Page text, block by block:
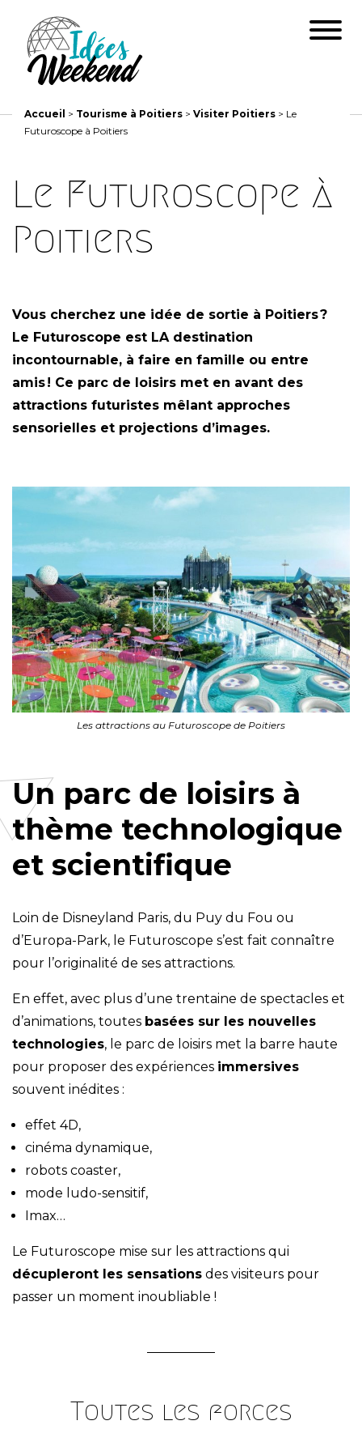
Accueil > Tourisme à Poitiers > Visiter Poitiers > Le
Futuroscope à Poitiers
Le Futuroscope à
Poitiers
Vous cherchez une idée de sortie à Poitiers ?
Le Futuroscope est LA destination
incontournable, à faire en famille ou entre
amis ! Ce parc de loisirs met en avant des
attractions futuristes mêlant approches
sensorielles et projections d’images.
Les attractions au Futuroscope de Poitiers
Un parc de loisirs à
thème technologique
et scientifique
Loin de Disneyland Paris, du Puy du Fou ou
d’Europa-Park, le Futuroscope s’est fait connaître
pour l’originalité de ses attractions.
En effet, avec plus d’une trentaine de spectacles et
d’animations, toutes basées sur les nouvelles
technologies, le parc de loisirs met la barre haute
pour proposer des expériences immersives
souvent inédites :
effet 4D,
cinéma dynamique,
robots coaster,
mode ludo-sensitif,
Imax…
Le Futuroscope mise sur les attractions qui
décupleront les sensations des visiteurs pour
passer un moment inoubliable !
Toutes les forces